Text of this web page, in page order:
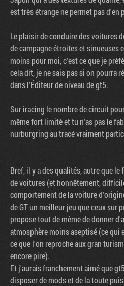
est très étrange ne permet pas
Le plaisir de conduire des voitures
de campagne étroites et sinueuses
moins pour moi, c'est ce que je
cela dit, je ne sais pas si on pourra
dans l'Éditeur de niveau de gt5.
Sur iracing le nombre de circuit
même fort limité et tu n'as pas le
nurburgring au tracé vraiment
Bref, il y a des qualités, autre que
de voitures (et honnêtement,
comportement de la voiture
de GT un meilleur jeu que ceux sur
propose tout de même de donner
atmosphère moins aseptisé (ce qui
ce que l'on reproche aux gran
encore pire).
Et j'aurais franchement aimé que
disposer de mods et de la toute